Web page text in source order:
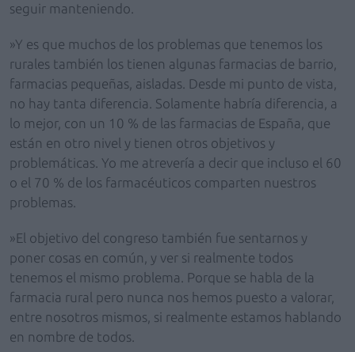
seguir manteniendo.
»Y es que muchos de los problemas que tenemos los
rurales también los tienen algunas farmacias de barrio,
farmacias pequeñas, aisladas. Desde mi punto de vista,
no hay tanta diferencia. Solamente habría diferencia, a
lo mejor, con un 10 % de las farmacias de España, que
están en otro nivel y tienen otros objetivos y
problemáticas. Yo me atrevería a decir que incluso el 60
o el 70 % de los farmacéuticos comparten nuestros
problemas.
»El objetivo del congreso también fue sentarnos y
poner cosas en común, y ver si realmente todos
tenemos el mismo problema. Porque se habla de la
farmacia rural pero nunca nos hemos puesto a valorar,
entre nosotros mismos, si realmente estamos hablando
en nombre de todos.